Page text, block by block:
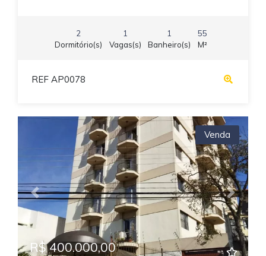
2
Dormitório(s)
1
Vagas(s)
1
Banheiro(s)
55
M²
REF AP0078
Previous Next
Venda
R$ 400.000,00